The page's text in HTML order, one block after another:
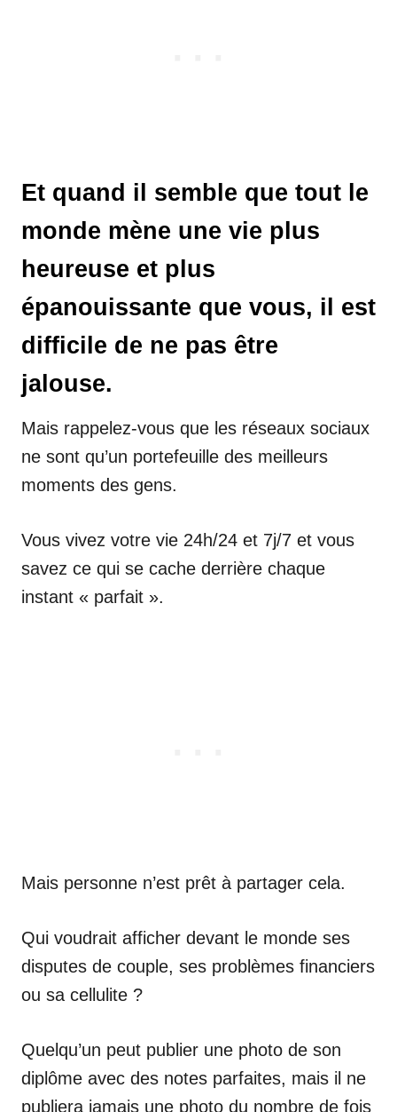
Et quand il semble que tout le
monde mène une vie plus
heureuse et plus
épanouissante que vous, il est
difficile de ne pas être
jalouse.
Mais rappelez-vous que les réseaux sociaux
ne sont qu’un portefeuille des meilleurs
moments des gens.
Vous vivez votre vie 24h/24 et 7j/7 et vous
savez ce qui se cache derrière chaque
instant « parfait ».
Mais personne n’est prêt à partager cela.
Qui voudrait afficher devant le monde ses
disputes de couple, ses problèmes financiers
ou sa cellulite ?
Quelqu’un peut publier une photo de son
diplôme avec des notes parfaites, mais il ne
publiera jamais une photo du nombre de fois